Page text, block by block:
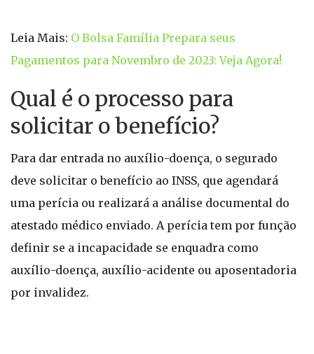
Leia Mais: O Bolsa Família Prepara seus
Pagamentos para Novembro de 2023: Veja Agora!
Qual é o processo para
solicitar o benefício?
Para dar entrada no auxílio-doença, o segurado
deve solicitar o benefício ao INSS, que agendará
uma perícia ou realizará a análise documental do
atestado médico enviado. A perícia tem por função
definir se a incapacidade se enquadra como
auxílio-doença, auxílio-acidente ou aposentadoria
por invalidez.